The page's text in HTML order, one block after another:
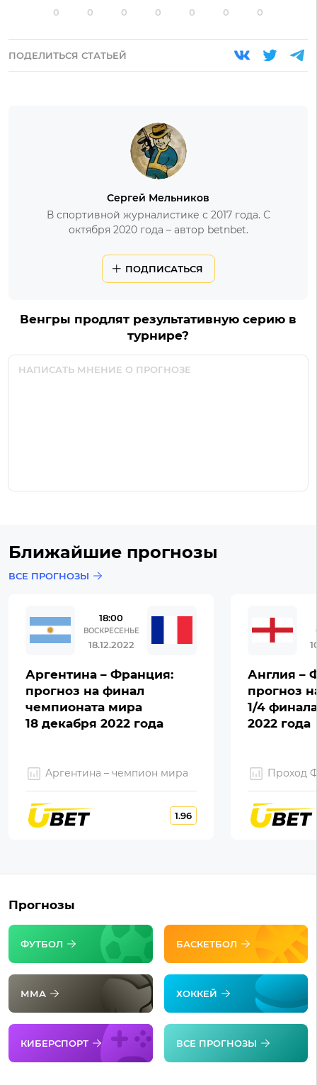
0 0 0 0 0 0 0
ПОДЕЛИТЬСЯ СТАТЬЕЙ
Сергей Мельников
В спортивной журналистике с 2017 года. С
октября 2020 года – автор betnbet.
ПОДПИСАТЬСЯ
Венгры продлят результативную серию в
турнире?
Ближайшие прогнозы
ВСЕ ПРОГНОЗЫ
18:00
ВОСКРЕСЕНЬЕ
18.12.2022
Аргентина – Франция:
прогноз на финал
чемпионата мира
18 декабря 2022 года
Аргентина – чемпион мира
1.96
Англия –
прогноз
1/4
2022 года
Проход
Прогнозы
ФУТБОЛ БАСКЕТБОЛ
ММА ХОККЕЙ
КИБЕРСПОРТ ВСЕ ПРОГНОЗЫ